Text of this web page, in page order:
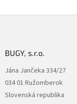
BUGY, s.r.o.
Jána Jančeka 334/27
034 01 Ružomberok
Slovenská republika